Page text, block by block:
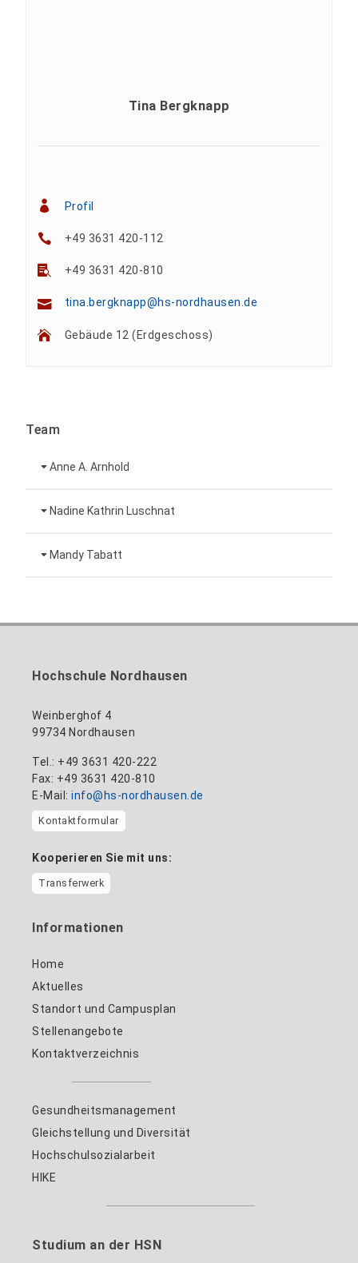
Tina Bergknapp
Profil
+49 3631 420-112
+49 3631 420-810
tina.bergknapp@hs-nordhausen.de
Gebäude 12 (Erdgeschoss)
Team
Anne A. Arnhold
anne-ariane.arnhold@hs-nordhausen.de
Nadine Kathrin Luschnat
Gebäude 12 (Erdgeschoss)
Mandy Tabatt
mandy.tabatt@hs-nordhausen.de
Gebäude 11, Raum 11.0101
Hochschule Nordhausen
Weinberghof 4
99734 Nordhausen
Tel.: +49 3631 420-222
Fax: +49 3631 420-810
E-Mail: info@hs-nordhausen.de
Kontaktformular
Kooperieren Sie mit uns:
Transferwerk
Informationen
Home
Aktuelles
Standort und Campusplan
Stellenangebote
Kontaktverzeichnis
Gesundheitsmanagement
Gleichstellung und Diversität
Hochschulsozialarbeit
HIKE
Studium an der HSN